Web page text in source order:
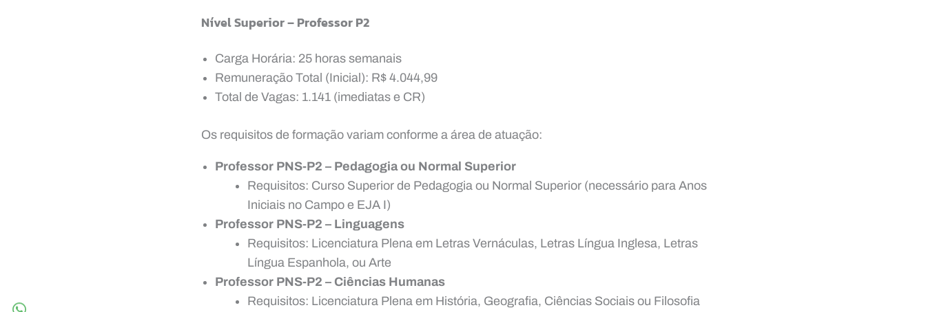
Nível Superior – Professor P2
Carga Horária: 25 horas semanais
Remuneração Total (Inicial): R$ 4.044,99
Total de Vagas: 1.141 (imediatas e CR)
Os requisitos de formação variam conforme a área de atuação:
Professor PNS-P2 – Pedagogia ou Normal Superior
Requisitos: Curso Superior de Pedagogia ou Normal Superior (necessário para Anos
Iniciais no Campo e EJA I)
Professor PNS-P2 – Linguagens
Requisitos: Licenciatura Plena em Letras Vernáculas, Letras Língua Inglesa, Letras
Língua Espanhola, ou Arte
Professor PNS-P2 – Ciências Humanas
Requisitos: Licenciatura Plena em História, Geografia, Ciências Sociais ou Filosofia